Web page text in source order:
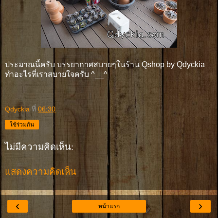
ประมาณนี้ครับ บรรยากาศสบายๆในร้าน Qshop by Qdyckia
ทำอะไรที่เราสบายใจครับ ^__^
Qdyckia ที่ 06:30
ใช้ร่วมกัน
ไม่มีความคิดเห็น:
แสดงความคิดเห็น
‹ ›
หน้าแรก